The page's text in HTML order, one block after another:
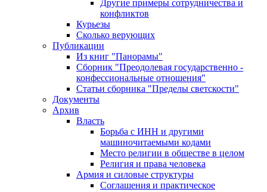
Другие примеры сотрудничества и
конфликтов
Курьезы
Сколько верующих
Публикации
Из книг "Панорамы"
Сборник "Преодолевая государственно -
конфессиональные отношения"
Статьи сборника "Пределы светскости"
Документы
Архив
Власть
Борьба с ИНН и другими
машиночитаемыми кодами
Место религии в обществе в целом
Религия и права человека
Армия и силовые структуры
Соглашения и практическое